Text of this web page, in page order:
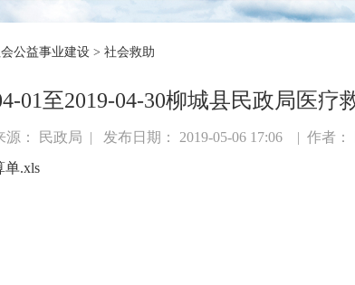
公益事业建设 > 社会救助
01至2019-04-30柳城县民政局医疗
源： 民政局 | 发布日期： 2019-05-06 17:06 | 作者：
单.xls